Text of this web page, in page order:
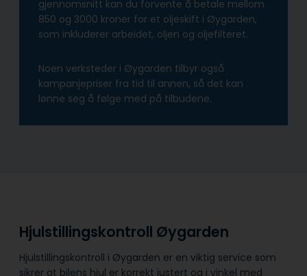
gjennomsnitt kan du forvente å betale mellom
850 og 3000 kroner for et oljeskift i Øygarden,
som inkluderer arbeidet, oljen og oljefilteret.
Noen verksteder i Øygarden tilbyr også
kampanjepriser fra tid til annen, så det kan
lønne seg å følge med på tilbudene.
Hjulstillingskontroll Øygarden
Hjulstillingskontroll i Øygarden er en viktig service som
sikrer at bilens hjul er korrekt justert og i vinkel med